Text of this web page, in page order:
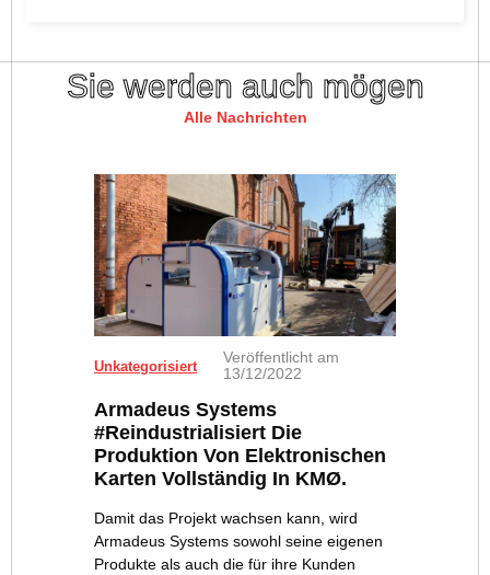
Sie werden auch mögen
Alle Nachrichten
Unkategorisiert
Veröffentlicht am
13/12/2022
Armadeus Systems
#reindustrialisiert Die
Produktion Von Elektronischen
Karten Vollständig In KMØ.
Damit das Projekt wachsen kann, wird
Armadeus Systems sowohl seine eigenen
Produkte als auch die für ihre Kunden